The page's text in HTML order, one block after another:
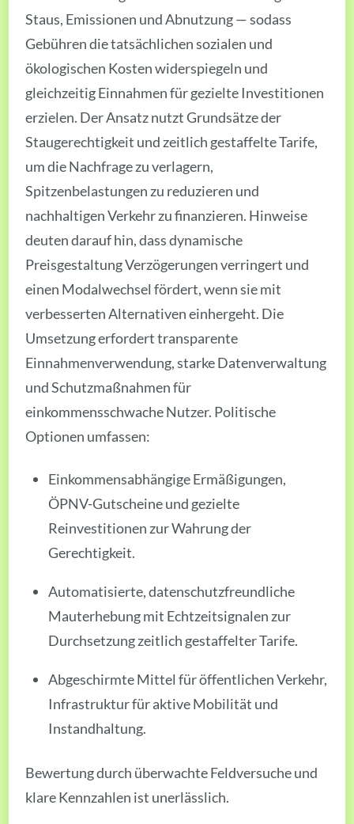
Staus, Emissionen und Abnutzung — sodass
Gebühren die tatsächlichen sozialen und
ökologischen Kosten widerspiegeln und
gleichzeitig Einnahmen für gezielte Investitionen
erzielen. Der Ansatz nutzt Grundsätze der
Staugerechtigkeit und zeitlich gestaffelte Tarife,
um die Nachfrage zu verlagern,
Spitzenbelastungen zu reduzieren und
nachhaltigen Verkehr zu finanzieren. Hinweise
deuten darauf hin, dass dynamische
Preisgestaltung Verzögerungen verringert und
einen Modalwechsel fördert, wenn sie mit
verbesserten Alternativen einhergeht. Die
Umsetzung erfordert transparente
Einnahmenverwendung, starke Datenverwaltung
und Schutzmaßnahmen für
einkommensschwache Nutzer. Politische
Optionen umfassen:
Einkommensabhängige Ermäßigungen,
ÖPNV-Gutscheine und gezielte
Reinvestitionen zur Wahrung der
Gerechtigkeit.
Automatisierte, datenschutzfreundliche
Mauterhebung mit Echtzeitsignalen zur
Durchsetzung zeitlich gestaffelter Tarife.
Abgeschirmte Mittel für öffentlichen Verkehr,
Infrastruktur für aktive Mobilität und
Instandhaltung.
Bewertung durch überwachte Feldversuche und
klare Kennzahlen ist unerlässlich.